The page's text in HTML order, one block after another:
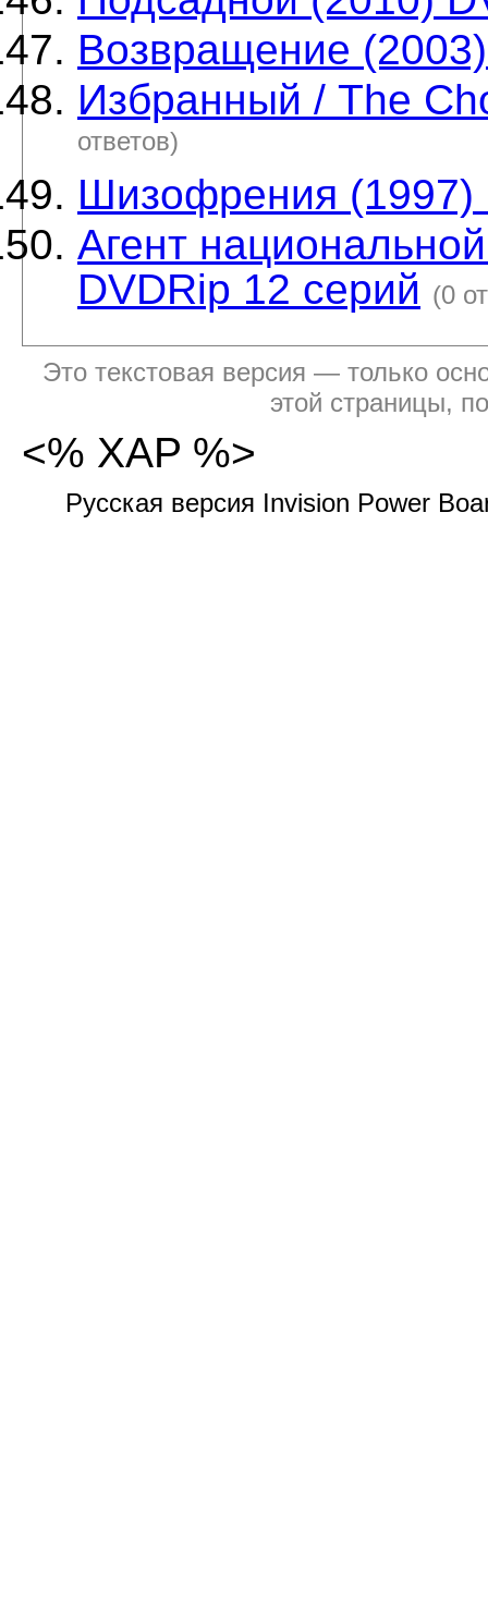
Возвращение
Избранный / The
ответов)
Шизофрения (1997)
Агент
DVDRip 12 серий (0
Это текстовая версия — только
этой страницы,
<% XAP %>
Русская версия Invision Power